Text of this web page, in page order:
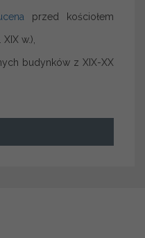
przed kościołem
w.),
budynków z XIX-XX